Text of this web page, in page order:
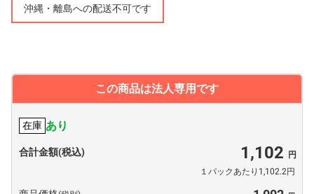
沖縄・離島への配送不可です
この商品は法人専用です
在庫 あり
合計金額(税込) 1,102
１パックあたり1,102.2円